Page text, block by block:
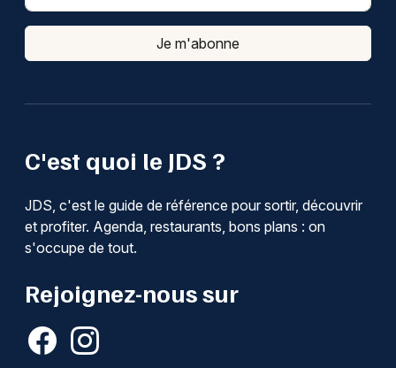
C'est quoi le JDS ?
JDS, c'est le guide de référence pour sortir, découvrir
et profiter. Agenda, restaurants, bons plans : on
s'occupe de tout.
Rejoignez-nous sur
Je m'abonne